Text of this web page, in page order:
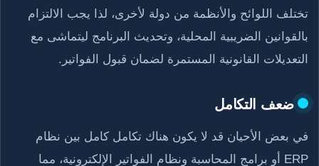
تختلف اللوائح والأنظمة من دولة لأخرى، لذا يجب الالتزام
بالقوانين الضريبية المحلية، وتحديث البرنامج ليتماشى مع
التعديلات القانونية المستمرة لضمان قبول الفواتير.
ضعف التكامل
في بعض الأحيان قد لا يكون هناك تكامل كامل بين نظام
ERP أو برامج المحاسبة ونظام الفواتير الإلكترونية، مما